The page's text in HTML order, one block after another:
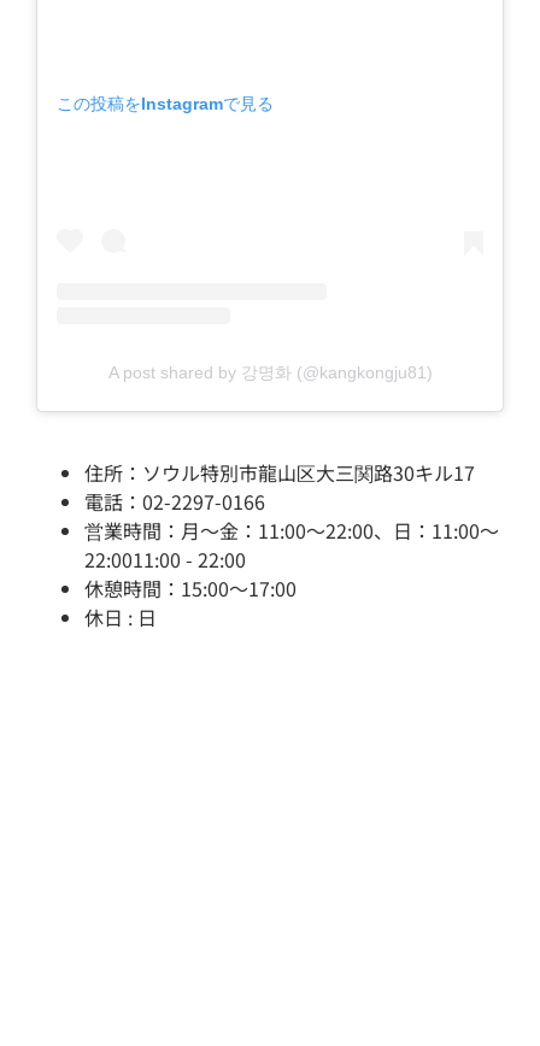
この投稿をInstagramで見る
A post shared by 강명화 (@kangkongju81)
住所：ソウル特別市龍山区大三関路30キル17
電話：02-2297-0166
営業時間：月～金：11:00～22:00、日：11:00～
22:0011:00 - 22:00
休憩時間：15:00～17:00
休日 : 日